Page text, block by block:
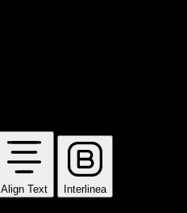
Align Text Interlinea